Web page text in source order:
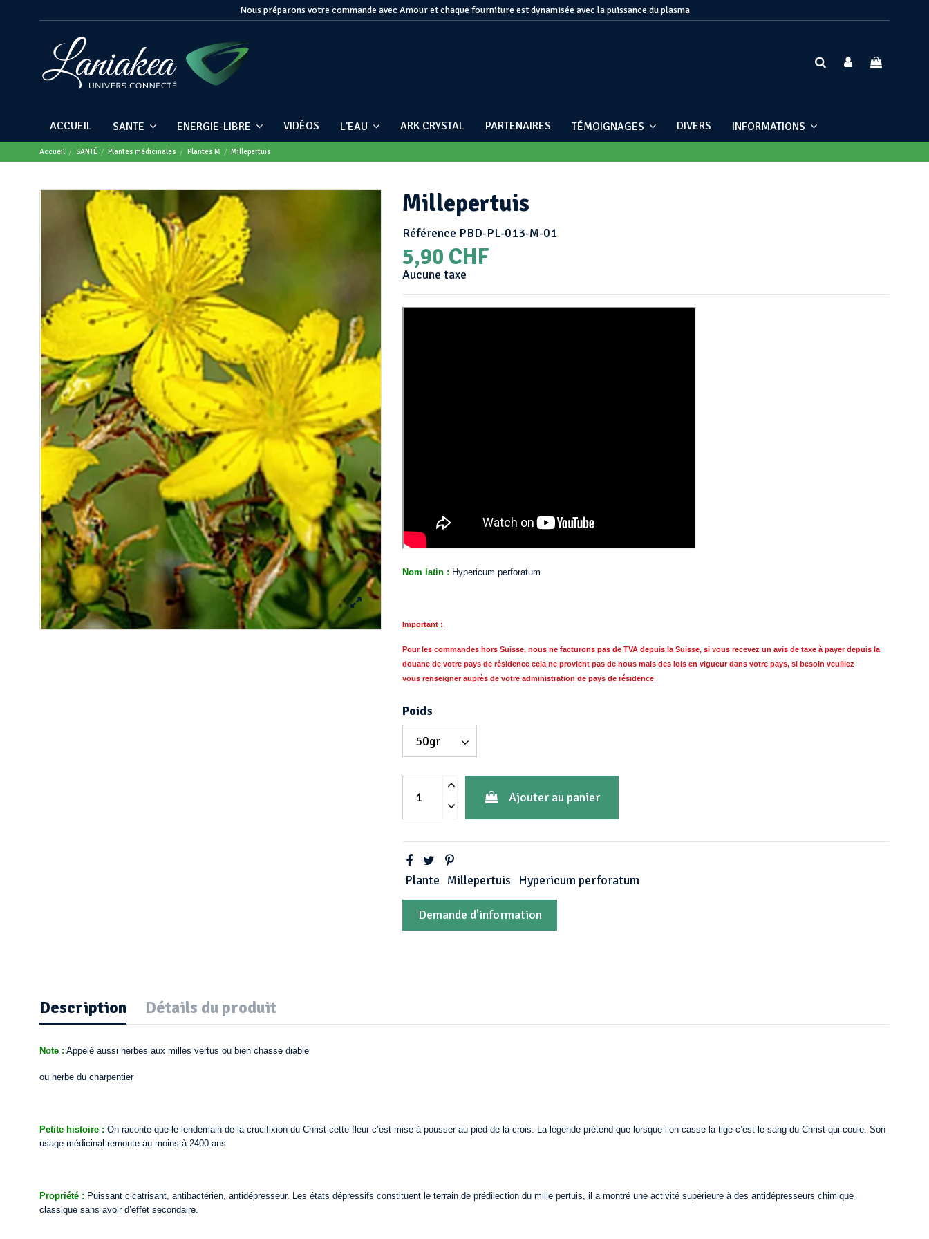
Nous préparons votre commande avec Amour et chaque fourniture est dynamisée avec la puissance du plasma
ACCUEIL SANTE ENERGIE-LIBRE VIDÉOS L'EAU ARK CRYSTAL PARTENAIRES TÉMOIGNAGES DIVERS INFORMATIONS
Accueil SANTÉ Plantes médicinales Plantes M Millepertuis
Millepertuis
Référence PBD-PL-013-M-01
5,90 CHF
Aucune taxe
Nom latin : Hypericum perforatum
Important :
Pour les commandes hors Suisse, nous ne facturons pas de TVA depuis la Suisse, si vous recevez un avis de taxe à payer depuis la
douane de votre pays de résidence cela ne provient pas de nous mais des lois en vigueur dans votre pays, si besoin veuillez
vous renseigner auprès de votre administration de pays de résidence
Poids
Ajouter au panier
Plante Millepertuis Hypericum perforatum
Demande d'information
Description Détails du produit
Note : Appelé aussi herbes aux milles vertus ou bien chasse diable
ou herbe du charpentier
Petite histoire : On raconte que le lendemain de la crucifixion du Christ cette fleur c’est mise à pousser au pied de la crois. La légende prétend que lorsque l’on casse la tige c’est le sang du Christ qui coule. Son
usage médicinal remonte au moins à 2400 ans
Propriété : Puissant cicatrisant, antibactérien, antidépresseur. Les états dépressifs constituent le terrain de prédilection du mille pertuis, il a montré une activité supérieure à des antidépresseurs chimique
classique sans avoir d’effet secondaire.